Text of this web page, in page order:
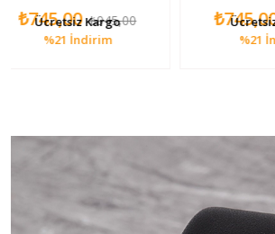
₺945,00
Kargo ₺945,00
Ücretsiz Kargo